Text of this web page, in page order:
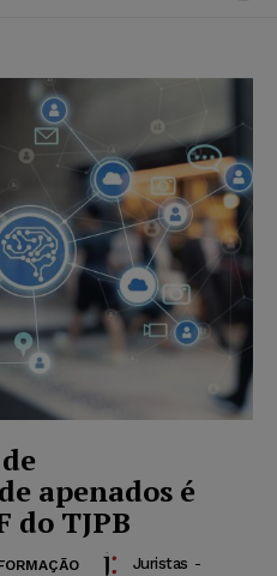
apenados é
do TJPB
Juristas -